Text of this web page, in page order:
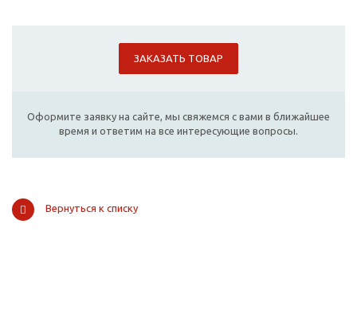
ЗАКАЗАТЬ ТОВАР
Оформите заявку на сайте, мы свяжемся с вами в ближайшее
время и ответим на все интересующие вопросы.
Вернуться к списку